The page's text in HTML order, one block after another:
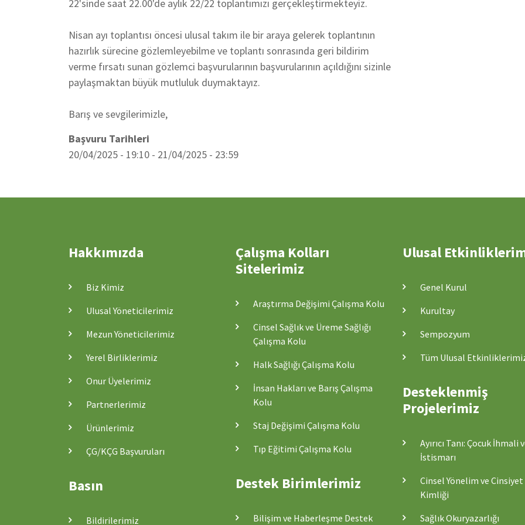
22'sinde saat 22.00'de aylık 22/22 toplantımızı gerçekleştirmekteyiz.
Nisan ayı toplantısı öncesi ulusal takım ile bir araya gelerek toplantının
hazırlık sürecine gözlemleyebilme ve toplantı sonrasında geri bildirim
verme fırsatı sunan gözlemci başvurularının başvurularının açıldığını sizinle
paylaşmaktan büyük mutluluk duymaktayız.
Barış ve sevgilerimizle,
Başvuru Tarihleri
20/04/2025 - 19:10 - 21/04/2025 - 23:59
Hakkımızda
Biz Kimiz
Ulusal Yöneticilerimiz
Mezun Yöneticilerimiz
Yerel Birliklerimiz
Onur Üyelerimiz
Partnerlerimiz
Ürünlerimiz
ÇG/KÇG Başvuruları
Basın
Bildirilerimiz
Çalışma Kolları
Sitelerimiz
Araştırma Değişimi Çalışma Kolu
Cinsel Sağlık ve Üreme Sağlığı
Çalışma Kolu
Halk Sağlığı Çalışma Kolu
İnsan Hakları ve Barış Çalışma
Kolu
Staj Değişimi Çalışma Kolu
Tıp Eğitimi Çalışma Kolu
Destek Birimlerimiz
Bilişim ve Haberleşme Destek
Ulusal
Genel Kurul
Kurultay
Sempozyum
Tüm Ulusal
Desteklenmiş
Projelerimiz
Ayırıcı Tanı: Çocuk İhmali
İstismarı
Cinsel Yönelim ve Cinsiyet
Kimliği
Sağlık Okuryazarlığı